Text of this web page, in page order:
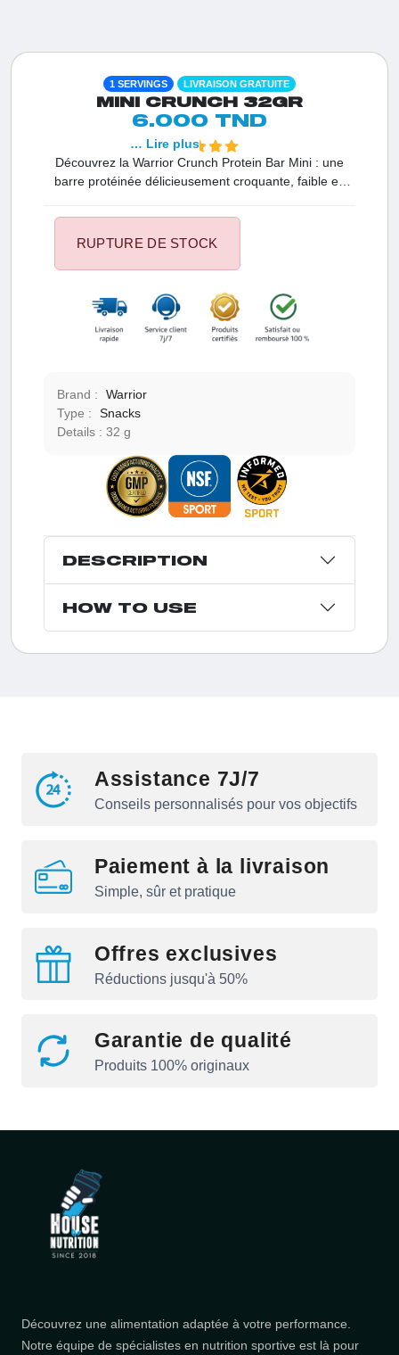
1 SERVINGS LIVRAISON GRATUITE
MINI CRUNCH 32GR
6.000 TND
Découvrez la Warrior Crunch Protein Bar Mini : une
barre protéinée délicieusement croquante, faible en
par barre, disponible en deux saveurs irrésistibles
(Cookie Dough et White Chocolate), elle est idéale
ligne.
… Lire plus
RUPTURE DE STOCK
Brand :
Warrior
Type :
Snacks
Details :
32 g
DESCRIPTION
HOW TO USE
Assistance 7J/7
Conseils personnalisés pour vos objectifs
Paiement à la livraison
Simple, sûr et pratique
Offres exclusives
Réductions jusqu'à 50%
Garantie de qualité
Produits 100% originaux
Découvrez une alimentation adaptée à votre performance.
Notre équipe de spécialistes en nutrition sportive est là pour